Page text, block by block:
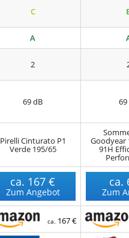
C
A
2
69 dB
Pirelli Cinturato P1
Verde 195/65
Goodyear
91H
ca. 167 €
Zum Angebot
ca.
Zum
ca. 167 €